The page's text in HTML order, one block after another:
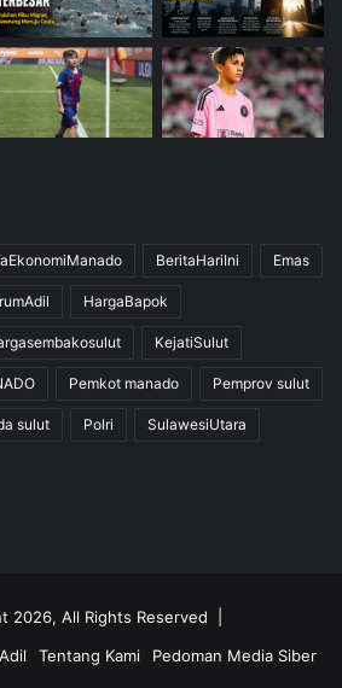
BeritaHariIni Emas
HargaBapok
KejatiSulut
Pemkot manado Pemprov sulut
sulut Polri SulawesiUtara
2026, All Rights Reserved |
Tentang Kami
Pedoman Media Siber